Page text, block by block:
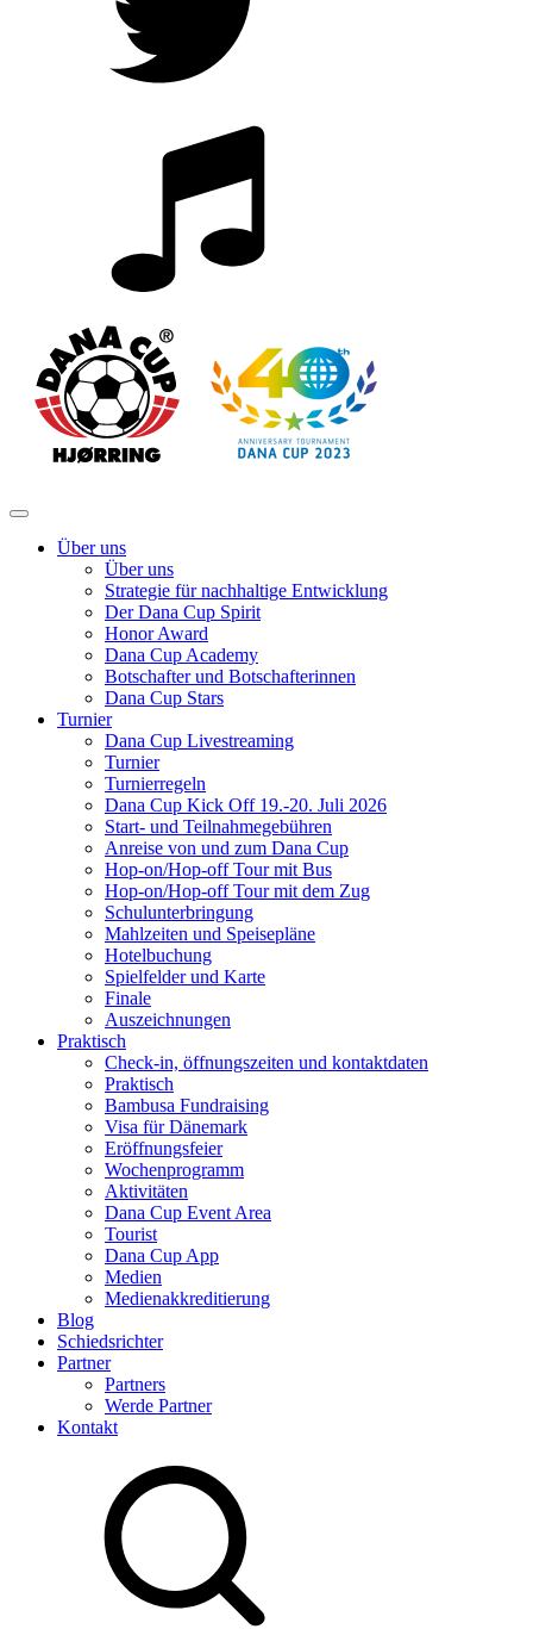
Über uns
Über uns
Strategie für nachhaltige Entwicklung
Der Dana Cup Spirit
Honor Award
Dana Cup Academy
Botschafter und Botschafterinnen
Dana Cup Stars
Turnier
Dana Cup Livestreaming
Turnier
Turnierregeln
Dana Cup Kick Off 19.-20. Juli 2026
Start- und Teilnahmegebühren
Anreise von und zum Dana Cup
Hop-on/Hop-off Tour mit Bus
Hop-on/Hop-off Tour mit dem Zug
Schulunterbringung
Mahlzeiten und Speisepläne
Hotelbuchung
Spielfelder und Karte
Finale
Auszeichnungen
Praktisch
Check-in, öffnungszeiten und kontaktdaten
Praktisch
Bambusa Fundraising
Visa für Dänemark
Eröffnungsfeier
Wochenprogramm
Aktivitäten
Dana Cup Event Area
Tourist
Dana Cup App
Medien
Medienakkreditierung
Blog
Schiedsrichter
Partner
Partners
Werde Partner
Kontakt